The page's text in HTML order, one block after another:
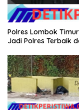
Polres Lombok
Jadi Polres Terbaik